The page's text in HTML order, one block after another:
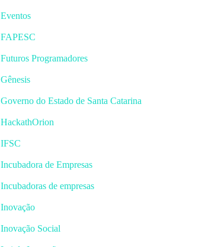
Eventos
FAPESC
Futuros Programadores
Gênesis
Governo do Estado de Santa Catarina
HackathOrion
IFSC
Incubadora de Empresas
Incubadoras de empresas
Inovação
Inovação Social